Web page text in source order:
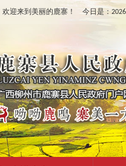
欢迎来到美丽的鹿寨！ 今日是：